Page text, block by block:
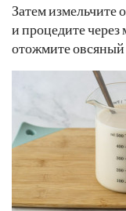
Затем измельчите
и процедите
отожмите